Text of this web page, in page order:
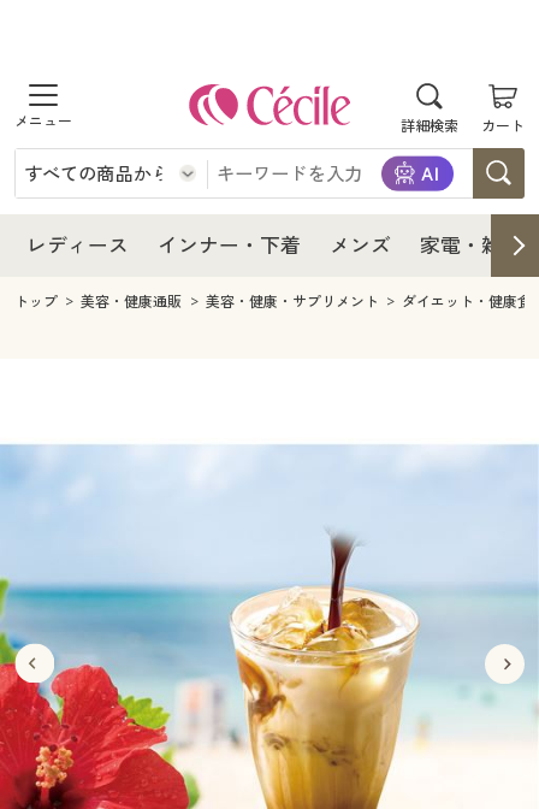
詳細検索 カート
商品を探す
レディース
レディースファッション
インナー・下着
インナー・下着通販すべて
メンズ
寝具・ベッド
カーテン・ラグ・ファブリック
美容・健康・サプリメント
制服・スクールすべて
制服・学生服
ジュニア・ティーンズ下着
大きいサイズ
大きいサイズ通販すべて
大きいサイズ レディース服
バーゲン
バーゲンセール
詳細検索
レディース インナー・下着 メンズ 家電・雑貨
レディース
レディース通販すべて
レディースファッション
インナー・下着
インナー・下着通販すべて
メンズ
カーテン・ラグ・ファブリック
ジュニア・ティーンズ下着
大きいサイズ レディース服
大きいサイズ レディース下着
バーゲンセール
シークレットセール
詳細検索
商品カテゴリ一覧
トップ 美容・健康通販 美容・健康・サプリメント ダイエット・健康食